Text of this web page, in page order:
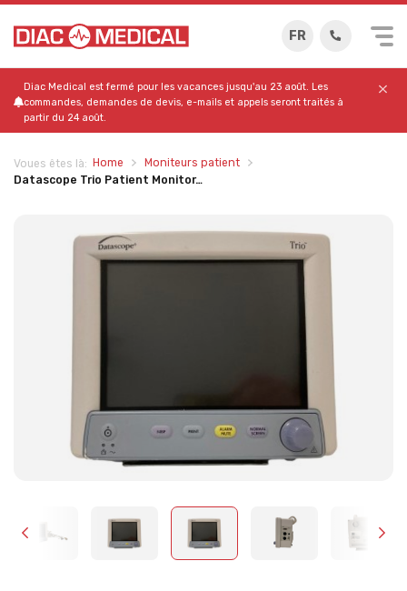
FR
Diac Medical est fermé pour les vacances jusqu'au 23 août. Les
commandes, demandes de devis, e-mails et appels seront traités à
partir du 24 août.
Voues êtes là: Home
Moniteurs patient
Datascope Trio Patient Monitor…